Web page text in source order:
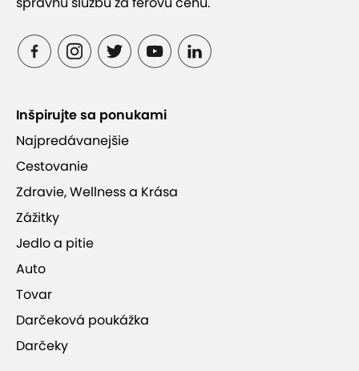
Inšpirujte sa ponukami
Najpredávanejšie
Cestovanie
Zdravie, Wellness a Krása
Zážitky
Jedlo a pitie
Auto
Tovar
Darčeková poukážka
Darčeky